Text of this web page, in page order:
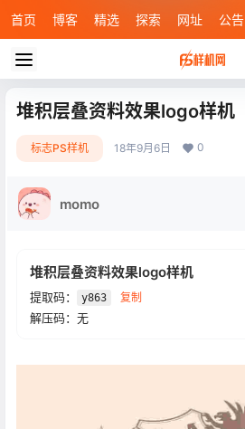
首页 博客 精选 探索 网址 公告
堆积层叠资料效果logo样机
标志PS样机 18年9月6日 0
momo
堆积层叠资料效果logo样机
提取码： y863 复制
解压码：无